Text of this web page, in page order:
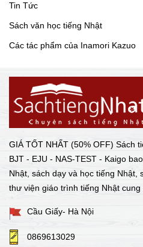
Tin Tức
Sách văn học tiếng Nhật
Các tác phẩm của Inamori Kazuo
GIÁ TỐT NHẤT (50% OFF) Sách
BJT - EJU - NAS-TEST - Kaigo
Nhật, sách dạy và học tiếng Nhật,
thư viện giáo trình tiếng Nhật cung
Cầu Giấy- Hà Nội
0869613029